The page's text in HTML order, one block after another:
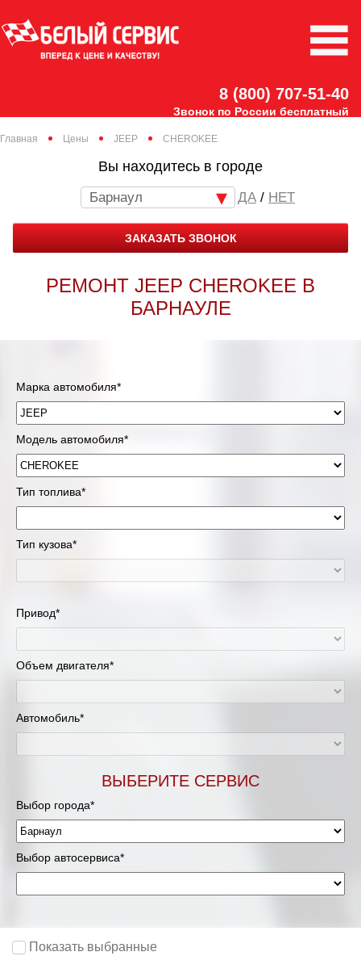
8 (800) 707-51-40
Звонок по России бесплатный
Главная Цены JEEP CHEROKEE
Вы находитесь в городе
Барнаул / НЕТ
ЗАКАЗАТЬ ЗВОНОК
РЕМОНТ JEEP CHEROKEE В
БАРНАУЛЕ
Марка автомобиля*
Модель автомобиля*
Тип топлива*
Тип кузова*
Привод*
Объем двигателя*
Автомобиль*
ВЫБЕРИТЕ СЕРВИС
Выбор города*
Выбор автосервиса*
Показать выбранные